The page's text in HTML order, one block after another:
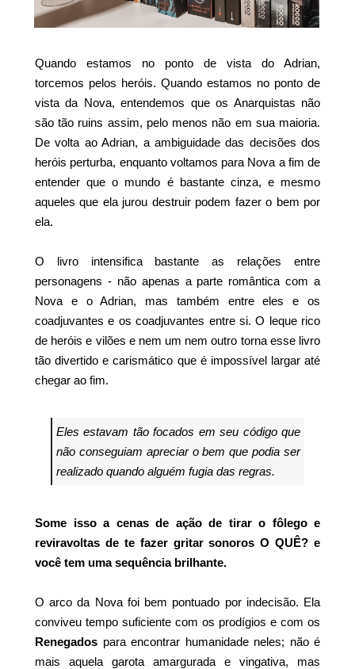
Quando estamos no ponto de vista do Adrian,
torcemos pelos heróis. Quando estamos no ponto de
vista da Nova, entendemos que os Anarquistas não
são tão ruins assim, pelo menos não em sua maioria.
De volta ao Adrian, a ambiguidade das decisões dos
heróis perturba, enquanto voltamos para Nova a fim de
entender que o mundo é bastante cinza, e mesmo
aqueles que ela jurou destruir podem fazer o bem por
ela.
O livro intensifica bastante as relações entre
personagens - não apenas a parte romântica com a
Nova e o Adrian, mas também entre eles e os
coadjuvantes e os coadjuvantes entre si. O leque rico
de heróis e vilões e nem um nem outro torna esse livro
tão divertido e carismático que é impossível largar até
chegar ao fim.
Eles estavam tão focados em seu código que
não conseguiam apreciar o bem que podia ser
realizado quando alguém fugia das regras.
Some isso a cenas de ação de tirar o fôlego e
reviravoltas de te fazer gritar sonoros O QUÊ? e
você tem uma sequência brilhante.
O arco da Nova foi bem pontuado por indecisão. Ela
conviveu tempo suficiente com os prodígios e com os
Renegados para encontrar humanidade neles; não é
mais aquela garota amargurada e vingativa, mas